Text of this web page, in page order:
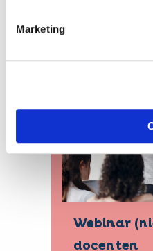
Marketing
Webinar
docenten